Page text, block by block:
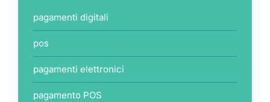
pagamenti digitali
pos
pagamenti elettronici
pagamento POS